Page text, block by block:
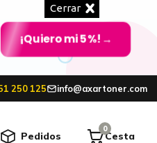
Cerrar
¡Quiero mi 5%! →
250 125 info@axartoner.com
Pedidos
0
Cesta